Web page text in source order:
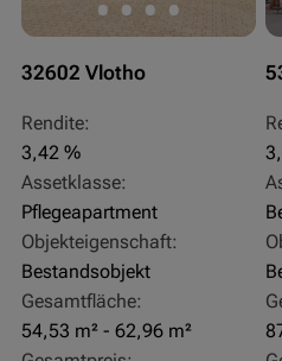
32602 Vlotho
Rendite:
3,42 %
Assetklasse:
Pflegeapartment
Objekteigenschaft:
Bestandsobjekt
Gesamtfläche:
54,53 m² - 62,96 m²